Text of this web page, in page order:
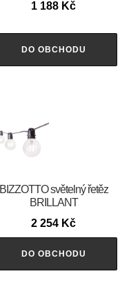
1 188 Kč
DO OBCHODU
BIZZOTTO světelný řetěz
BRILLANT
2 254 Kč
DO OBCHODU